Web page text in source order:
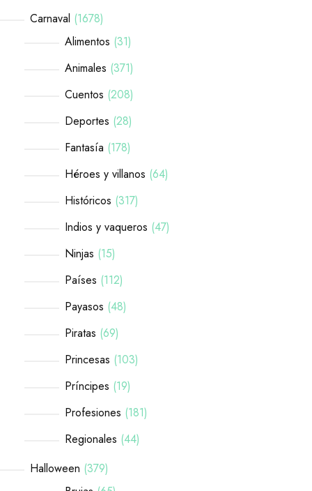
Carnaval 1678
Alimentos 31
Animales 371
Cuentos 208
Deportes 28
Fantasía 178
Héroes y villanos 64
Históricos 317
Indios y vaqueros 47
Ninjas 15
Países 112
Payasos 48
Piratas 69
Princesas 103
Príncipes 19
Profesiones 181
Regionales 44
Halloween 379